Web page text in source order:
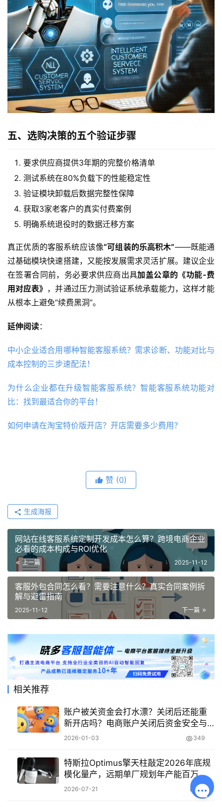
五、选购决策的五个验证步骤
要求供应商提供3年期的完整价格清单
测试系统在80%负载下的性能稳定性
验证模块卸载后数据完整性保障
获取3家老客户的真实付费案例
明确系统退役时的数据迁移方案
真正优质的客服系统应该像“可组装的乐高积木”——既能通
过基础模块快速搭建，又能按发展需求灵活扩展。建议企业
在签署合同前，务必要求供应商出具加盖公章的《功能-费
用对应表》 ，并通过压力测试验证系统承载能力，这样才能
从根本上避免”续费黑洞”。
延伸阅读：
中小企业适合用哪种智能客服系统？需求诊断、功能对比与
成本控制的三步速配法！
为什么企业都在升级智能客服系统？智能客服系统功能对
比：找到最适合你的平台！
如何申请在淘宝特价版开店？开店需要多少费用？
赞 (0)
生成海报
网站在线客服系统定制开发成本怎么算？跨境电商企业
必看的成本构成与ROI优化
上一篇 2025-11-12
客服外包合同怎么看？需要注意什么？真实合同案例拆
解与避雷指南
下一篇
2025-11-12
相关推荐
账户被关资金会打水漂？关闭后还能重
新开店吗？电商账户关闭后资金安全与
重开规则全解析
2026-01-03 349
特斯拉Optimus擎天柱敲定2026年底规
模化量产，远期单厂规划年产能百万
台，优先落地工厂流水线基础劳务场景
2026-07-21 83